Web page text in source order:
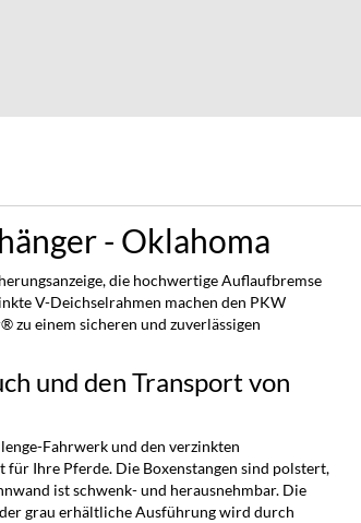
- Oklahoma
die hochwertige Auflaufbremse
V-Deichselrahmen machen den PKW
zu einem sicheren und zuverlässigen
und den Transport von
Fahrwerk und den verzinkten
Ihre Pferde. Die Boxenstangen sind polstert,
ist schwenk- und herausnehmbar. Die
grau erhältliche Ausführung wird durch